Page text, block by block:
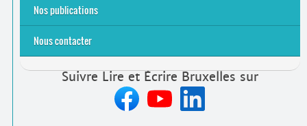
Emplois rémunérés
Bénévolat
Candidature spontanée à Lire et Écrire Bruxelles
Nos publications
Nous contacter
Suivre Lire et Écrire Bruxelles sur